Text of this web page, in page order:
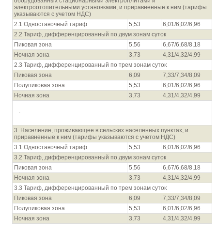
электроотопительными установками, и приравненные к ним (тарифы
указываются с учетом НДС)
2.1 Одноставочный тариф
5,53
6,01/6,02/6,96
2.2 Тариф, дифференцированный по двум зонам суток
Пиковая зона
5,56
6,67/6,68/8,18
Ночная зона
3,73
4,31/4,32/4,99
2.3 Тариф, дифференцированный по трем зонам суток
Пиковая зона
6,09
7,33/7,34/8,09
Полупиковая зона
5,53
6,01/6,02/6,96
Ночная зона
3,73 4,31/4,32/4,99
.
3. Население, проживающее в сельских населенных пунктах, и
приравненные к ним (тарифы указываются с учетом НДС)
3.1 Одноставочный тариф
5,53
6,01/6,02/6,96
3.2 Тариф, дифференцированный по двум зонам суток
Пиковая зона
5,56
6,67/6,68/8,18
Ночная зона
3,73
4,31/4,32/4,99
3.3 Тариф, дифференцированный по трем зонам суток
Пиковая зона
6,09
7,33/7,34/8,09
Полупиковая зона
5,53
6,01/6,02/6,96
Ночная зона
3,73 4,31/4,32/4,99